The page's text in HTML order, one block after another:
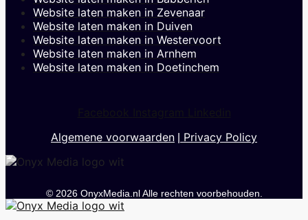
Website laten maken in Zevenaar
Website laten maken in Duiven
Website laten maken in Westervoort
Website laten maken in Arnhem
Website laten maken in Doetinchem
Algemene voorwaarden
Privacy Policy
© 2026 OnyxMedia.nl Alle rechten voorbehouden.